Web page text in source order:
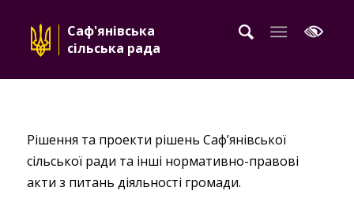
Саф'янівська
сільська рада
Рішення та проекти рішень Саф’янівської
сільської ради та інші нормативно-правові
акти з питань діяльності громади.